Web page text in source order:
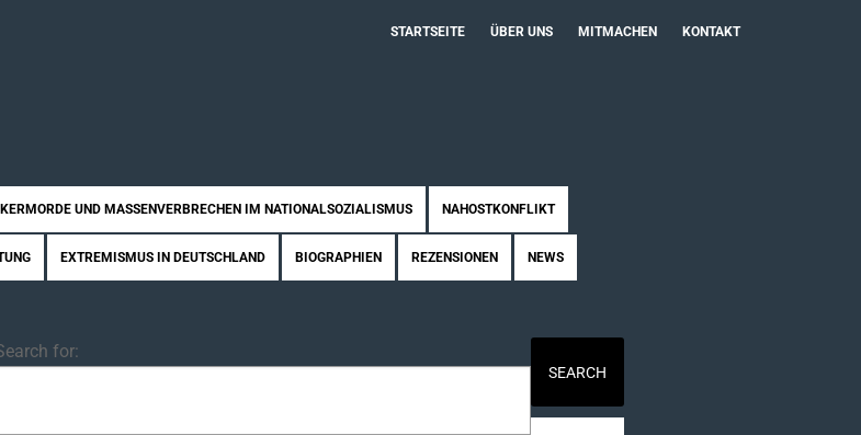
STARTSEITE ÜBER UNS MITMACHEN KONTAKT
UND MASSENVERBRECHEN IM NATIONALSOZIALISMUS NAHOSTKONFLIKT
EXTREMISMUS IN DEUTSCHLAND BIOGRAPHIEN REZENSIONEN NEWS
for: